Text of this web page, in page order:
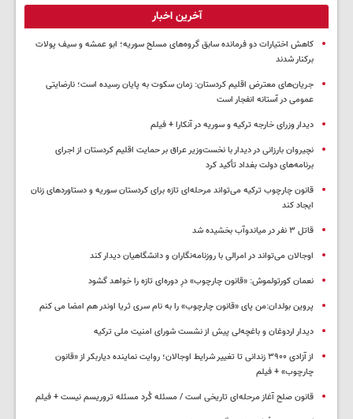
آخرین اخبار
کاهش اختیارات دو فرمانده سابق گروه‌های مسلح سوریه؛ ابو عمشه و سیف پولات
برکنار شدند
جریان‌های معترض اقلیم کردستان: زمان سکوت به پایان رسیده است؛ نارضایتی
عمومی در آستانه انفجار است
دیدار وزرای خارجه ترکیه و سوریه در آنکارا + فیلم
نچیروان بارزانی در دیدار با نخست‌وزیر عراق بر حمایت اقلیم کردستان از اجرای
برنامه‌های دولت بغداد تأکید کرد
قانون چارچوب ترکیه می‌تواند مرحله‌ای تازه برای کردستان سوریه و دستاوردهای زنان
ایجاد کند
قاتل ٣ نفر در میاندوآب بخشیده شد
اوجالان می‌تواند در امرالی با روزنامه‌نگاران و دانشگاهیان دیدار کند
نعمان کورتولموش: «قانون چارچوب» درِ دوره‌ای تازه را خواهد گشود
پروین بولدان:من پای «قانون چارچوب» را به نام سری ثریا اوندر هم امضا می کنم
دیدار اردوغان و باغچه‌لی پیش از نشست شورای امنیت ملی ترکیه
از آزادی ۳۹۰۰ زندانی تا تغییر شرایط اوجالان؛ روایت نماینده دیاربکر از «قانون
چارچوب» + فیلم
قانون صلح آغاز مرحله‌ای تاریخی است / مسئله کُرد مسئله تروریسم نیست + فیلم